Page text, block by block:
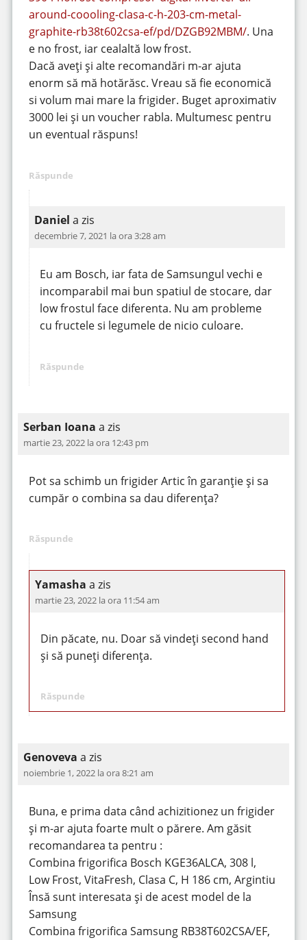
around-coooling-clasa-c-h-203-cm-metal-
graphite-rb38t602csa-ef/pd/DZGB92MBM/. Una
e no frost, iar cealaltă low frost.
Dacă aveți și alte recomandări m-ar ajuta
enorm să mă hotărăsc. Vreau să fie economică
si volum mai mare la frigider. Buget aproximativ
3000 lei și un voucher rabla. Multumesc pentru
un eventual răspuns!
Răspunde
Daniel a zis
decembrie 7, 2021 la ora 3:28 am
Eu am Bosch, iar fata de Samsungul vechi e
incomparabil mai bun spatiul de stocare, dar
low frostul face diferenta. Nu am probleme
cu fructele si legumele de nicio culoare.
Răspunde
Serban Ioana a zis
martie 23, 2022 la ora 12:43 pm
Pot sa schimb un frigider Artic în garanție și sa
cumpăr o combina sa dau diferența?
Răspunde
Yamasha a zis
martie 23, 2022 la ora 11:54 am
Din păcate, nu. Doar să vindeți second hand
și să puneți diferența.
Răspunde
Genoveva a zis
noiembrie 1, 2022 la ora 8:21 am
Buna, e prima data când achizitionez un frigider
și m-ar ajuta foarte mult o părere. Am găsit
recomandarea ta pentru :
Combina frigorifica Bosch KGE36ALCA, 308 l,
Low Frost, VitaFresh, Clasa C, H 186 cm, Argintiu
Însă sunt interesata și de acest model de la
Samsung
Combina frigorifica Samsung RB38T602CSA/EF,